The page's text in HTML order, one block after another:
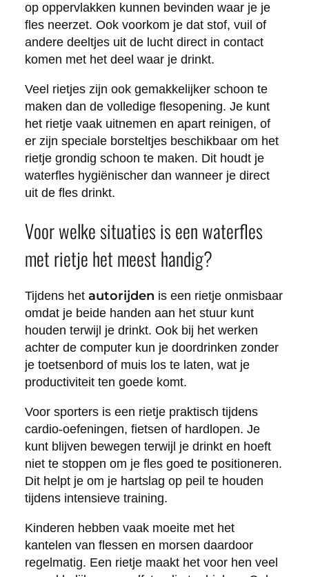
op oppervlakken kunnen bevinden waar je je
fles neerzet. Ook voorkom je dat stof, vuil of
andere deeltjes uit de lucht direct in contact
komen met het deel waar je drinkt.
Veel rietjes zijn ook gemakkelijker schoon te
maken dan de volledige flesopening. Je kunt
het rietje vaak uitnemen en apart reinigen, of
er zijn speciale borsteltjes beschikbaar om het
rietje grondig schoon te maken. Dit houdt je
waterfles hygiënischer dan wanneer je direct
uit de fles drinkt.
Voor welke situaties is een waterfles
met rietje het meest handig?
Tijdens het autorijden is een rietje onmisbaar
omdat je beide handen aan het stuur kunt
houden terwijl je drinkt. Ook bij het werken
achter de computer kun je doordrinken zonder
je toetsenbord of muis los te laten, wat je
productiviteit ten goede komt.
Voor sporters is een rietje praktisch tijdens
cardio-oefeningen, fietsen of hardlopen. Je
kunt blijven bewegen terwijl je drinkt en hoeft
niet te stoppen om je fles goed te positioneren.
Dit helpt je om je hartslag op peil te houden
tijdens intensieve training.
Kinderen hebben vaak moeite met het
kantelen van flessen en morsen daardoor
regelmatig. Een rietje maakt het voor hen veel